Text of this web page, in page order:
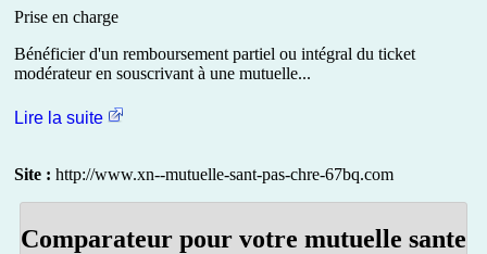
Prise en charge
Bénéficier d'un remboursement partiel ou intégral du ticket
modérateur en souscrivant à une mutuelle...
Lire la suite
Site : http://www.xn--mutuelle-sant-pas-chre-67bq.com
Comparateur pour votre mutuelle sante